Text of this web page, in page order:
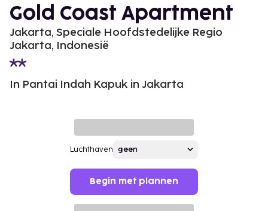
Gold Coast Apartment
Jakarta, Speciale Hoofdstedelijke Regio
Jakarta, Indonesië
In Pantai Indah Kapuk in Jakarta
Luchthaven
Begin met plannen